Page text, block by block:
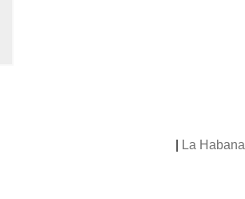
La Habana